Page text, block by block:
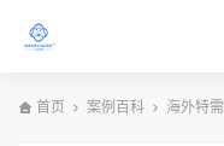
首页 案例百科 海外特需